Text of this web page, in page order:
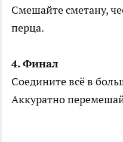
Смешайте сметану,
перца.
4. Финал
Соедините всё в
Аккуратно